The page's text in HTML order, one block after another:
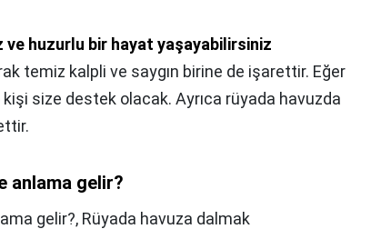
huzurlu bir hayat yaşayabilirsiniz
temiz kalpli ve saygın birine de işarettir. Eğer
size destek olacak. Ayrıca rüyada havuzda
anlama gelir?
gelir?, Rüyada havuza dalmak